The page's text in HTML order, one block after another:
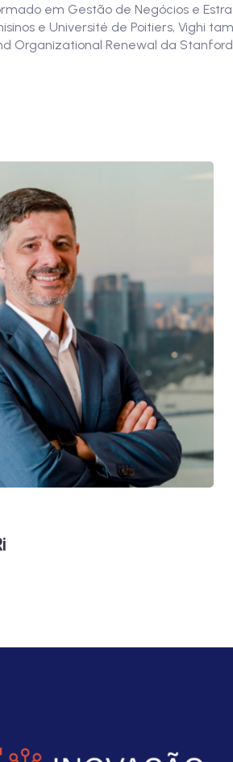
em Gestão de Negócios e
e Université de Poitiers, Vighi
Organizational Renewal da Stanford